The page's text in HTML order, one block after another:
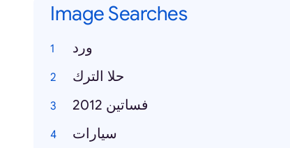
Image Searches
ورد
حلا الترك
فساتين 2012
سيارات